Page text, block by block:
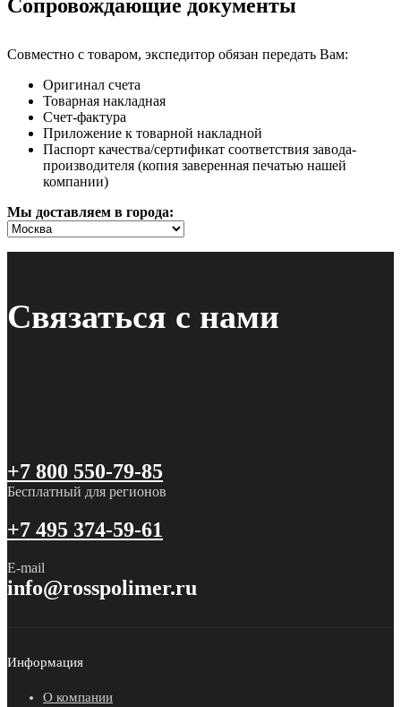
Сопровождающие документы
Совместно с товаром, экспедитор обязан передать Вам:
Оригинал счета
Товарная накладная
Счет-фактура
Приложение к товарной накладной
Паспорт качества/сертификат соответствия завода-
производителя (копия заверенная печатью нашей
компании)
Мы доставляем в города:
Связаться с нами
+7 800 550-79-85
Бесплатный для регионов
+7 495 374-59-61
E-mail
info@rosspolimer.ru
Информация
О компании